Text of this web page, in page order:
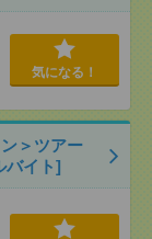
気になる！
＞ツアー
バイト]